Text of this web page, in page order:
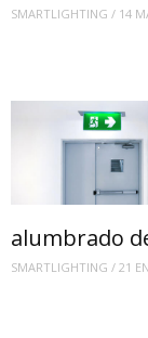
SMARTLIGHTING / 14
alumbrado
SMARTLIGHTING / 21